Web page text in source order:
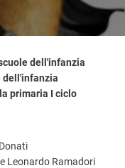
dell'infanzia
dell'infanzia
primaria I ciclo
Classica
Leonardo Ramadori